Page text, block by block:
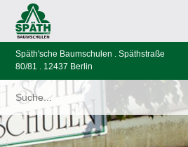
Späth'sche Baumschulen . Späthstraße
80/81 . 12437 Berlin